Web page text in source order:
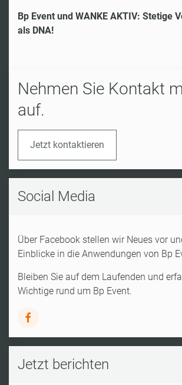
Bp Event und WANKE AKTIV: Stetige
als DNA!
Nehmen Sie Kontakt
auf.
Jetzt kontaktieren
Social Media
Über Facebook stellen wir Neues vor
Einblicke in die Anwendungen von Bp
Bleiben Sie auf dem Laufenden und
Wichtige rund um Bp Event.
Jetzt berichten